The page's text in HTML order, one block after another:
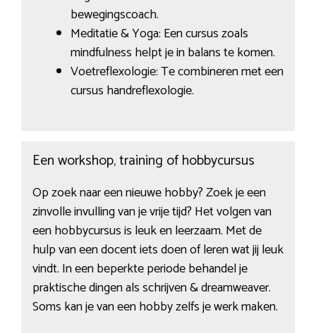
bewegingscoach.
Meditatie & Yoga: Een cursus zoals
mindfulness helpt je in balans te komen.
Voetreflexologie: Te combineren met een
cursus handreflexologie.
Een workshop, training of hobbycursus
Op zoek naar een nieuwe hobby? Zoek je een
zinvolle invulling van je vrije tijd? Het volgen van
een hobbycursus is leuk en leerzaam. Met de
hulp van een docent iets doen of leren wat jij leuk
vindt. In een beperkte periode behandel je
praktische dingen als schrijven & dreamweaver.
Soms kan je van een hobby zelfs je werk maken.